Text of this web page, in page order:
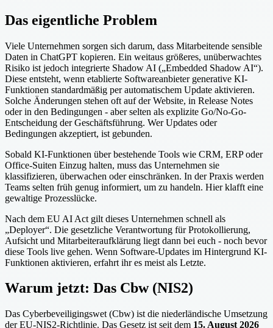
Das eigentliche Problem
Viele Unternehmen sorgen sich darum, dass Mitarbeitende sensible
Daten in ChatGPT kopieren. Ein weitaus größeres, unüberwachtes
Risiko ist jedoch integrierte Shadow AI („Embedded Shadow AI“).
Diese entsteht, wenn etablierte Softwareanbieter generative KI-
Funktionen standardmäßig per automatischem Update aktivieren.
Solche Änderungen stehen oft auf der Website, in Release Notes
oder in den Bedingungen - aber selten als explizite Go/No-Go-
Entscheidung der Geschäftsführung. Wer Updates oder
Bedingungen akzeptiert, ist gebunden.
Sobald KI-Funktionen über bestehende Tools wie CRM, ERP oder
Office-Suiten Einzug halten, muss das Unternehmen sie
klassifizieren, überwachen oder einschränken. In der Praxis werden
Teams selten früh genug informiert, um zu handeln. Hier klafft eine
gewaltige Prozesslücke.
Nach dem EU AI Act gilt dieses Unternehmen schnell als
„Deployer“. Die gesetzliche Verantwortung für Protokollierung,
Aufsicht und Mitarbeiteraufklärung liegt dann bei euch - noch bevor
diese Tools live gehen. Wenn Software-Updates im Hintergrund KI-
Funktionen aktivieren, erfahrt ihr es meist als Letzte.
Warum jetzt: Das Cbw (NIS2)
Das Cyberbeveiligingswet (Cbw) ist die niederländische Umsetzung
der EU-NIS2-Richtlinie. Das Gesetz ist seit dem 15. August 2026